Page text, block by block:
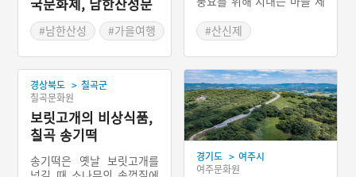
화제
#남한산성
#가을여행
#경기도축제
정월 대보름에 산신제와 함
께 동제를 지낸다. 마을 제
사를 위해 과거에는 제의를
주관하는 제관을 1명 뽑는
다. 제관은 산신제 전날인
음력 1월 14일에 목욕을 하
려 몸을 깨끗하게 한다. 제
의는 유교식으로 이루어지
며 제의가 끝나면 흰 종이를
불에 태워 하늘로 올리는 소
지올리기를 한다.
#산신제
경상북도 > 칠곡군
칠곡문화원
보릿고개의 비상식품,
칠곡 송기떡
송기떡은 옛날 보릿고개를
경기도 > 여주시
여주문화원